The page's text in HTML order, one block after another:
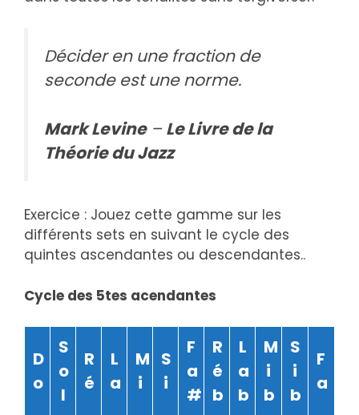
Décider en une fraction de
seconde est une norme.
Mark Levine–Le Livre de la
Théorie du Jazz
Exercice : Jouez cette gamme sur les
différents sets en suivant le cycle des
quintes ascendantes ou descendantes..
Cycle des 5tes acendantes
D
o
S
o
l
R
é
L
a
M
i
S
i
F
a
#
R
é
b
L
a
b
M
i
b
S
i
b
F
a